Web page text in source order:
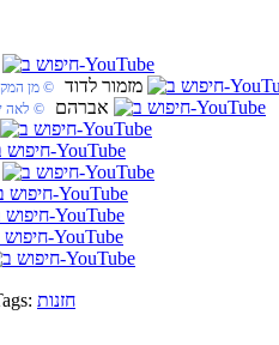
2. מזמור לדוד © מן
3. אברהם © לאה
חזנות